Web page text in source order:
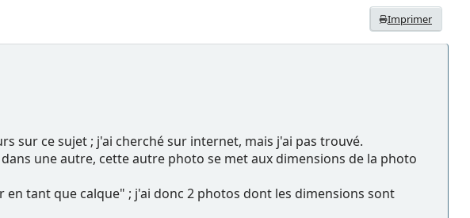
Imprimer
sur ce sujet ; j'ai cherché sur internet, mais j'ai pas trouvé.
une autre, cette autre photo se met aux dimensions de la photo
tant que calque" ; j'ai donc 2 photos dont les dimensions sont